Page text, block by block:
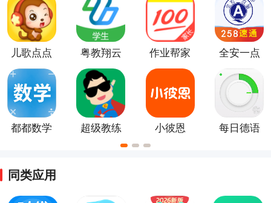
版
儿歌点点
最新版
粤教翔云
数字教材
应用平台
app
作业帮家
长版app
全安一点
通app正版
都都数学
超级教练
小彼恩
每日德语
同类应用